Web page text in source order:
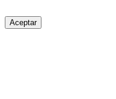
Aceptar